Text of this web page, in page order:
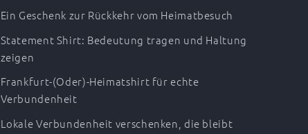
Ein Geschenk zur Rückkehr vom Heimatbesuch
Statement Shirt: Bedeutung tragen und Haltung
zeigen
Frankfurt-(Oder)-Heimatshirt für echte
Verbundenheit
Lokale Verbundenheit verschenken, die bleibt